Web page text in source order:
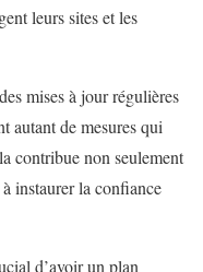
leurs sites et les
mises à jour régulières
autant de mesures qui
contribue non seulement
instaurer la confiance
d’avoir un plan